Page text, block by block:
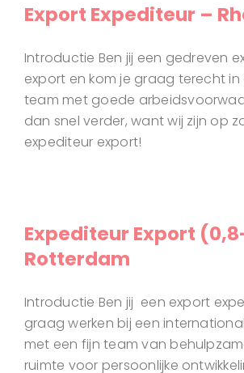
Export Expediteur –
Introductie Ben jij een gedreven
export en kom je graag terecht
team met goede
dan snel verder, want wij zijn op
expediteur export!
Expediteur Export
Rotterdam
Introductie Ben jij een export
graag werken bij een
met een fijn team van
ruimte voor persoonlijke